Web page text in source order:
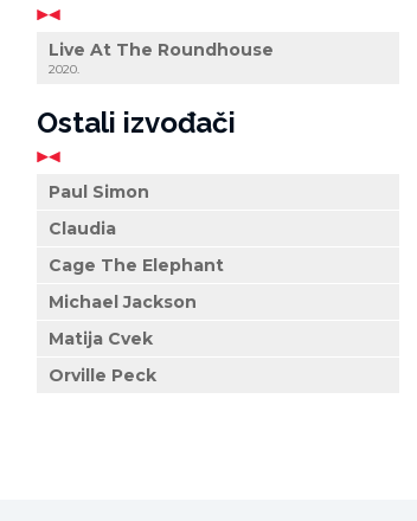
Live At The Roundhouse
2020.
Ostali izvođači
Paul Simon
Claudia
Cage The Elephant
Michael Jackson
Matija Cvek
Orville Peck